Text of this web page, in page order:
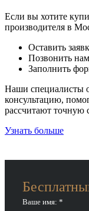
Если вы хотите
производителя в
Оставить
Позвонить
Заполнить
Наши специалисты
консультацию,
рассчитают точную
Узнать больше
Ваше имя: *